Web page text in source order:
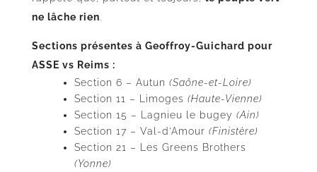
ne lâche rien
Sections présentes à Geoffroy-Guichard pour
ASSE vs Reims :
Section 6 – Autun (Saône-et-Loire)
Section 11 – Limoges (Haute-Vienne)
Section 15 – Lagnieu le bugey (Ain)
Section 17 – Val-d’Amour (Finistère)
Section 21 – Les Greens Brothers
(Yonne)